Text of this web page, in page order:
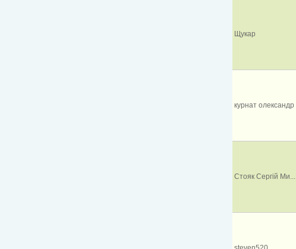
Щукар
курнат олександр
Стояк Сергій Ми...